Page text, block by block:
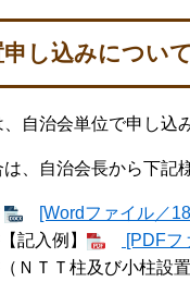
申し込みにつ
自治会単位で申し込
、自治会長から下記
[Wordファイル／
記入例】
[PDFフ
ＮＴＴ柱及び小柱設